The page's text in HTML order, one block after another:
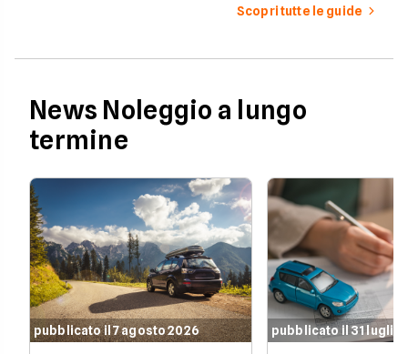
Scopri tutte le guide
News Noleggio a lungo
termine
pubblicato il 7 agosto 2026 pubblicato il 31 luglio